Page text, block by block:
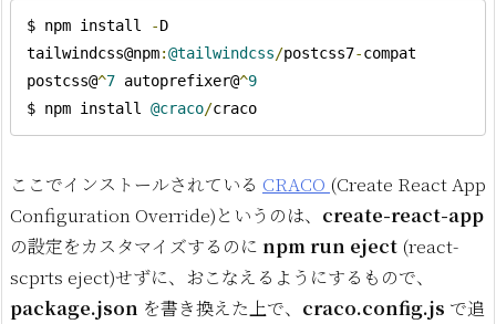
$ npm install -D
tailwindcss@npm:@tailwindcss/postcss7-compat
postcss@^7 autoprefixer@^9
$ npm install @craco/craco
ここでインストールされている CRACO (Create React App
Configuration Override)というのは、 create-react-app
の設定をカスタマイズするのに npm run eject (react-
scprts eject)せずに、おこなえるようにするもので、
package.json を書き換えた上で、 craco.config.js で追